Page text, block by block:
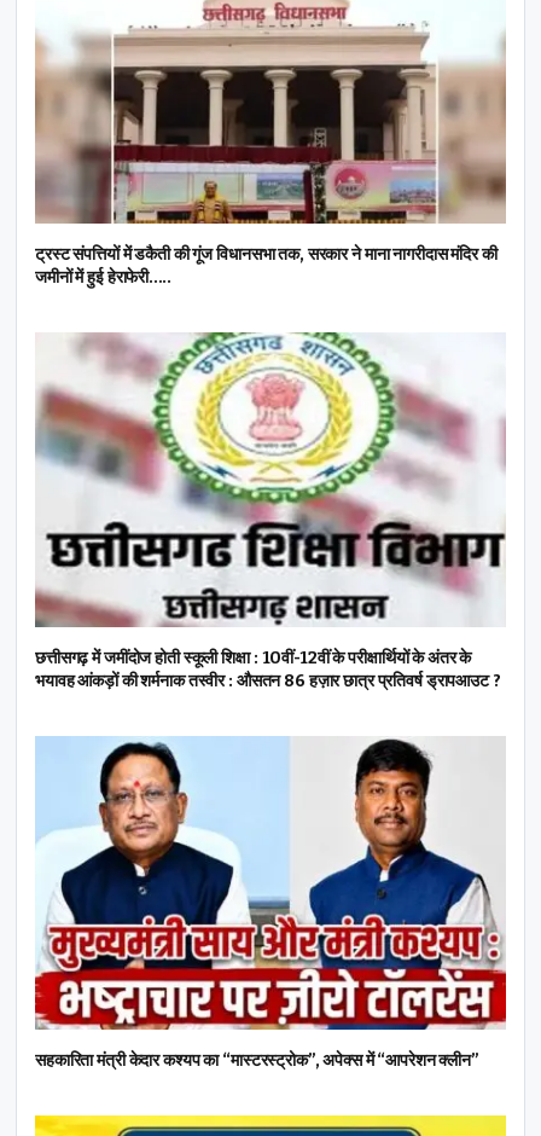
ट्रस्ट संपत्तियों में डकैती की गूंज विधानसभा तक, सरकार ने माना नागरीदास मंदिर की
जमीनों में हुई हेराफेरी…..
छत्तीसगढ़ में जमींदोज होती स्कूली शिक्षा : 10वीं-12वीं के परीक्षार्थियों के अंतर के
भयावह आंकड़ों की शर्मनाक तस्वीर : औसतन 86 हज़ार छात्र प्रतिवर्ष ड्रापआउट ?
सहकारिता मंत्री केदार कश्यप का “मास्टरस्ट्रोक”, अपेक्स में “आपरेशन क्लीन”